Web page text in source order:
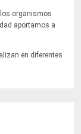
organismos
aportamos a
en diferentes